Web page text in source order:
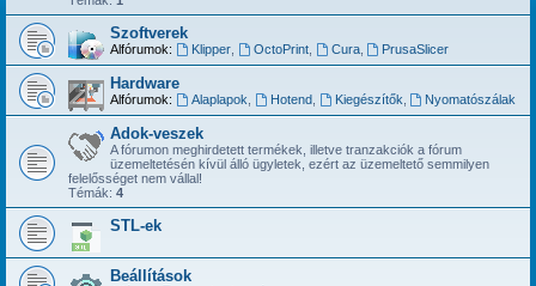
Szoftverek
Alfórumok: Klipper, OctoPrint, Cura, PrusaSlicer
Hardware
Alfórumok: Alaplapok Hotend, Kiegészítők Nyomatószálak
Adok-veszek
A fórumon meghirdetett termékek, illetve tranzakciók a fórum
üzemeltetésén kívül álló ügyletek, ezért az üzemeltető semmilyen
felelősséget nem vállal!
Témák: 4
STL-ek
Beállítások